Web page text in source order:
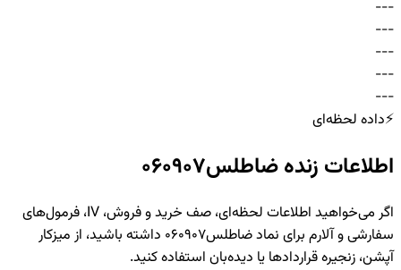
-
-
-
-
-
-
-
-
-
-
-
-
-
-
-
⚡داده لحظه‌ای
اطلاعات زندهضاطلس060907
اگر می‌خواهید اطلاعات لحظه‌ای، صف خرید و فروش، IV، فرمول‌های
سفارشی و آلارم برای نمادضاطلس060907
داشته باشید، از میزکار
آپشن، زنجیره قراردادها یا دیده‌بان استفاده کنید.